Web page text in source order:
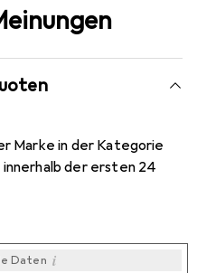
Marke in der Kategorie
der ersten 24
Daten i